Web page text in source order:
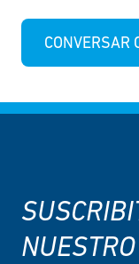
CONVERSAR